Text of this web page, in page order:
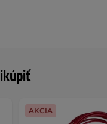
AKCIA